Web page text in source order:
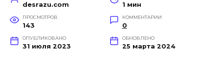
desrazu.com 1 мин
ПРОСМОТРОВ
143
КОММЕНТАРИИ
0
ОПУБЛИКОВАНО
31 июля 2023
ОБНОВЛЕНО
25 марта 2024